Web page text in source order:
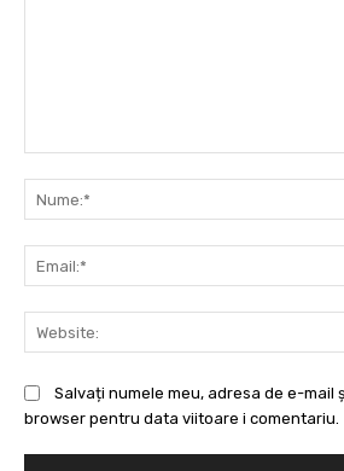
Salvați numele meu, adresa de e-mail
browser pentru data viitoare i comentariu.